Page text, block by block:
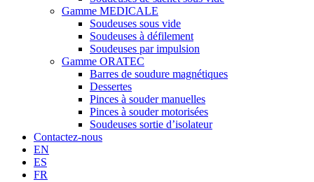
Gamme MEDICALE
Soudeuses sous vide
Soudeuses à défilement
Soudeuses par impulsion
Gamme ORATEC
Barres de soudure magnétiques
Dessertes
Pinces à souder manuelles
Pinces à souder motorisées
Soudeuses sortie d’isolateur
Contactez-nous
EN
ES
FR